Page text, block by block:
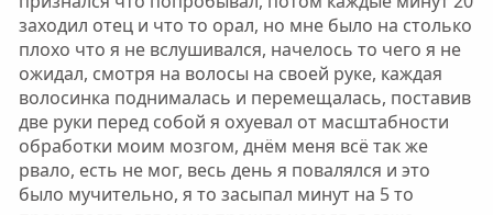
заходил отец и что то орал, но мне было на столько
плохо что я не вслушивался, начелось то чего я не
ожидал, смотря на волосы на своей руке, каждая
волосинка поднималась и перемещалась, поставив
две руки перед собой я охуевал от масштабности
обработки моим мозгом, днём меня всё так же
рвало, есть не мог, весь день я повалялся и это
было мучительно, я то засыпал минут на 5 то